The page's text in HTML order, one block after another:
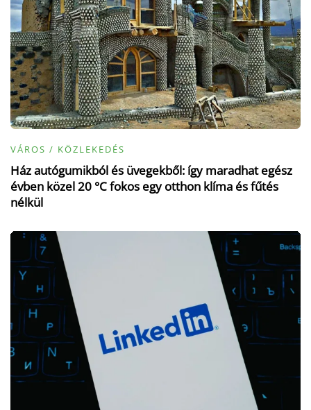
VÁROS / KÖZLEKEDÉS
Ház autógumikból és üvegekből: így maradhat egész
évben közel 20 °C fokos egy otthon klíma és fűtés
nélkül